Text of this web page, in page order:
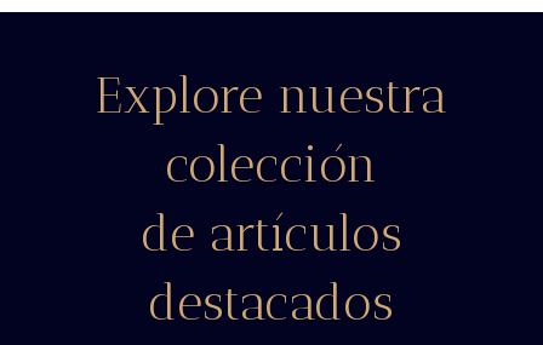
Explore nuestra
colección
de artículos
destacados